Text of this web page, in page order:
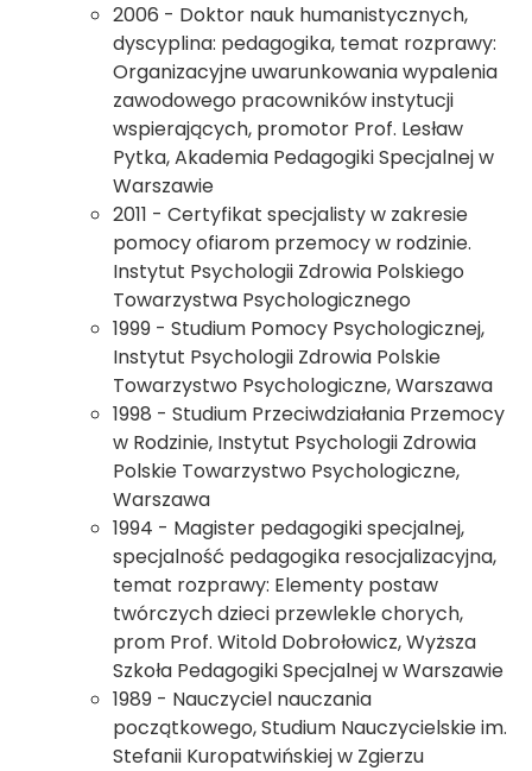
2006 - Doktor nauk humanistycznych,
dyscyplina: pedagogika, temat rozprawy:
Organizacyjne uwarunkowania wypalenia
zawodowego pracowników instytucji
wspierających, promotor Prof. Lesław
Pytka, Akademia Pedagogiki Specjalnej w
Warszawie
2011 - Certyfikat specjalisty w zakresie
pomocy ofiarom przemocy w rodzinie.
Instytut Psychologii Zdrowia Polskiego
Towarzystwa Psychologicznego
1999 - Studium Pomocy Psychologicznej,
Instytut Psychologii Zdrowia Polskie
Towarzystwo Psychologiczne, Warszawa
1998 - Studium Przeciwdziałania Przemocy
w Rodzinie, Instytut Psychologii Zdrowia
Polskie Towarzystwo Psychologiczne,
Warszawa
1994 - Magister pedagogiki specjalnej,
specjalność pedagogika resocjalizacyjna,
temat rozprawy: Elementy postaw
twórczych dzieci przewlekle chorych,
prom Prof. Witold Dobrołowicz, Wyższa
Szkoła Pedagogiki Specjalnej w Warszawie
1989 - Nauczyciel nauczania
początkowego, Studium Nauczycielskie im.
Stefanii Kuropatwińskiej w Zgierzu